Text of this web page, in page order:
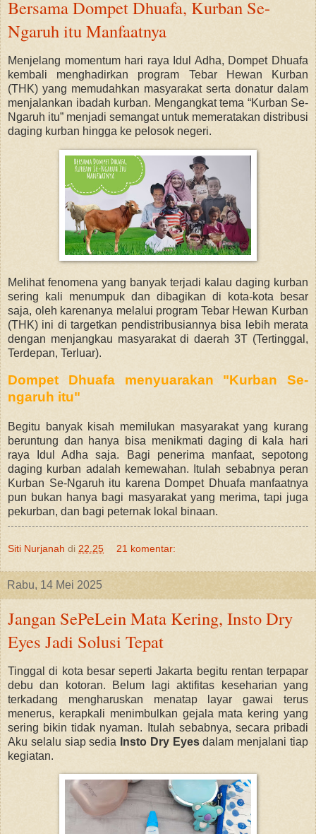
Bersama Dompet Dhuafa, Kurban Se-
Ngaruh itu Manfaatnya
Menjelang momentum hari raya Idul Adha, Dompet Dhuafa
kembali menghadirkan program Tebar Hewan Kurban
(THK) yang memudahkan masyarakat serta donatur dalam
menjalankan ibadah kurban. Mengangkat tema “Kurban Se-
Ngaruh itu” menjadi semangat untuk memeratakan distribusi
daging kurban hingga ke pelosok negeri.
Melihat fenomena yang banyak terjadi kalau daging kurban
sering kali menumpuk dan dibagikan di kota-kota besar
saja, oleh karenanya melalui program Tebar Hewan Kurban
(THK) ini di targetkan pendistribusiannya bisa lebih merata
dengan menjangkau masyarakat di daerah 3T (Tertinggal,
Terdepan, Terluar).
Dompet Dhuafa menyuarakan "Kurban Se-
ngaruh itu"
Begitu banyak kisah memilukan masyarakat yang kurang
beruntung dan hanya bisa menikmati daging di kala hari
raya Idul Adha saja. Bagi penerima manfaat, sepotong
daging kurban adalah kemewahan. Itulah sebabnya peran
Kurban Se-Ngaruh itu karena Dompet Dhuafa manfaatnya
pun bukan hanya bagi masyarakat yang merima, tapi juga
pekurban, dan bagi peternak lokal binaan.
Siti Nurjanah di 22.25 21 komentar:
Rabu, 14 Mei 2025
Jangan SePeLein Mata Kering, Insto Dry
Eyes Jadi Solusi Tepat
Tinggal di kota besar seperti Jakarta begitu rentan terpapar
debu dan kotoran. Belum lagi aktifitas keseharian yang
terkadang mengharuskan menatap layar gawai terus
menerus, kerapkali menimbulkan gejala mata kering yang
sering bikin tidak nyaman. Itulah sebabnya, secara pribadi
Aku selalu siap sedia
Insto Dry Eyesdalam menjalani tiap
kegiatan.